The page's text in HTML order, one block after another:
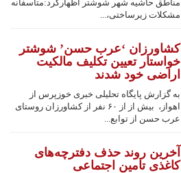
مناطق حاشیه شهر شوشتر اظهارکرد:متاسفانه
مشکلات زیرساختی،...
کشاورزان ‘عرب حسن’ شوشتر
خواستار تعیین تکلیف مالکیت
اراضی خود شدند
به گزارش پایگاه تحلیلی خبری خوزپرس از
اهواز، بیش از از ۶۰ نفر از کشاورزان روستای
عرب حسن از توابع...
آخرین روند حذف دفترچه‌های
کاغذی تامین اجتماعی